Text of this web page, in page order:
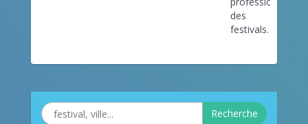
des
festivals.
Recherche